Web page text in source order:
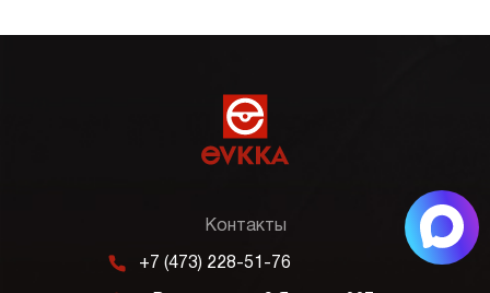
Контакты
m +7 (473) 228-51-76